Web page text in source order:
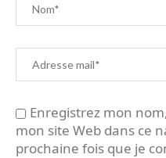
Enregistrez mon
mon site Web dans ce
prochaine fois que je